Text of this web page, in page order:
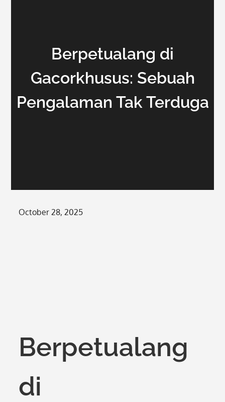
Berpetualang di
Gacorkhusus: Sebuah
Pengalaman Tak Terduga
Posted
October 28, 2025
Berpetualang
di